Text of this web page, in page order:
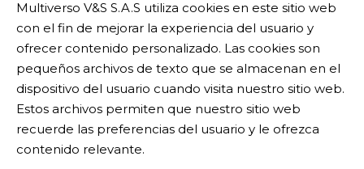
Multiverso V&S S.A.S utiliza cookies en este sitio web
con el fin de mejorar la experiencia del usuario y
ofrecer contenido personalizado. Las cookies son
pequeños archivos de texto que se almacenan en el
dispositivo del usuario cuando visita nuestro sitio web.
Estos archivos permiten que nuestro sitio web
recuerde las preferencias del usuario y le ofrezca
contenido relevante.